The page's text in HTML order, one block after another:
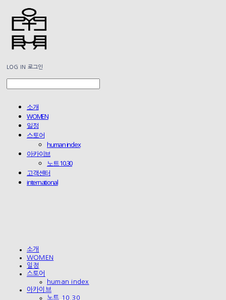
LOG IN 로그인
소개
WOMEN
일정
스토어
human index
아카이브
노트 10.30
고객센터
international
소개
WOMEN
일정
스토어
human index
아카이브
노트 10.30